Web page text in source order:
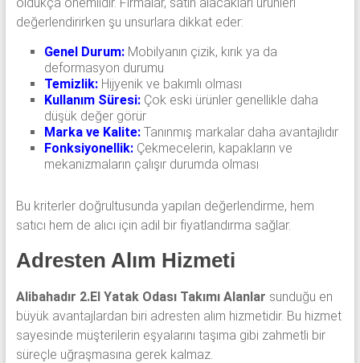
değerlendirirken şu unsurlara dikkat eder:
Genel Durum:Mobilyanın çizik, kırık ya da
deformasyon durumu
Temizlik:Hijyenik ve bakımlı olması
Kullanım Süresi:Çok eski ürünler genellikle daha
düşük değer görür
Marka ve Kalite:Tanınmış markalar daha avantajlıdır
Fonksiyonellik:Çekmecelerin, kapakların ve
mekanizmaların çalışır durumda olması
Bu kriterler doğrultusunda yapılan değerlendirme, hem
satıcı hem de alıcı için adil bir fiyatlandırma sağlar.
Adresten Alım Hizmeti
Alibahadır 2.El Yatak Odası Takımı Alanlar sunduğu en
büyük avantajlardan biri adresten alım hizmetidir. Bu hizmet
sayesinde müşterilerin eşyalarını taşıma gibi zahmetli bir
süreçle uğraşmasına gerek kalmaz.